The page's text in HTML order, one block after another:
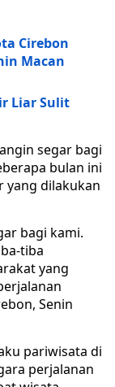
Cirebon
Macan
Liar Sulit
segar bagi
bulan ini
yang dilakukan
bagi kami.
tiba
yang
Senin
pariwisata di
perjalanan